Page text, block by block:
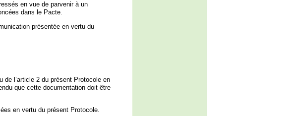
en vue de parvenir à un
dans le Pacte.
présentée en vertu du
l’article 2 du présent Protocole en
que cette documentation doit être
en vertu du présent Protocole.